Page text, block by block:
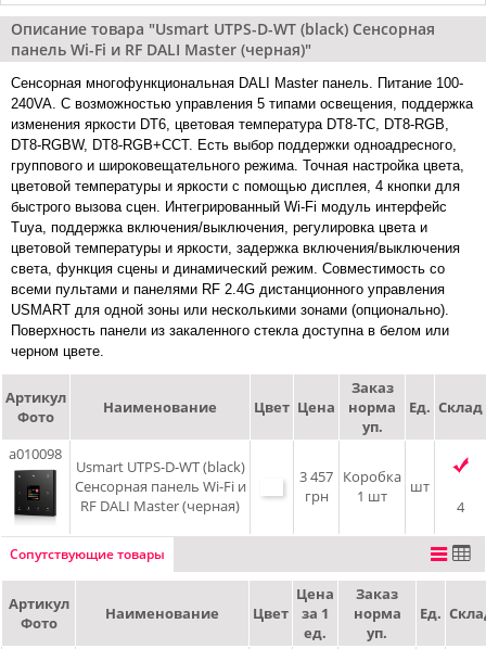
Описание товара "Usmart UTPS-D-WT (black) Сенсорная
панель Wi-Fi и RF DALI Master (черная)"
Сенсорная многофункциональная DALI Master панель. Питание 100-
240VA. С возможностью управления 5 типами освещения, поддержка
изменения яркости DT6, цветовая температура DT8-TC, DT8-RGB,
DT8-RGBW, DT8-RGB+CCT. Есть выбор поддержки одноадресного,
группового и широковещательного режима. Точная настройка цвета,
цветовой температуры и яркости с помощью дисплея, 4 кнопки для
быстрого вызова сцен. Интегрированный Wi-Fi модуль интерфейс
Tuya, поддержка включения/выключения, регулировка цвета и
цветовой температуры и яркости, задержка включения/выключения
света, функция сцены и динамический режим. Совместимость со
всеми пультами и панелями RF 2.4G дистанционного управления
USMART для одной зоны или несколькими зонами (опционально).
Поверхность панели из закаленного стекла доступна в белом или
черном цвете.
Артикул
Фото
Наименование Цвет Цена
Заказ
норма
уп.
Ед. Склад
a010098
Usmart UTPS-D-WT (black)
Сенсорная панель Wi-Fi и
RF DALI Master (черная)
3 457
грн
Коробка
1 шт
шт
4
Сопутствующие товары
Артикул
Фото
Наименование Цвет
Цена
за 1
ед.
Заказ
норма
уп.
Ед.